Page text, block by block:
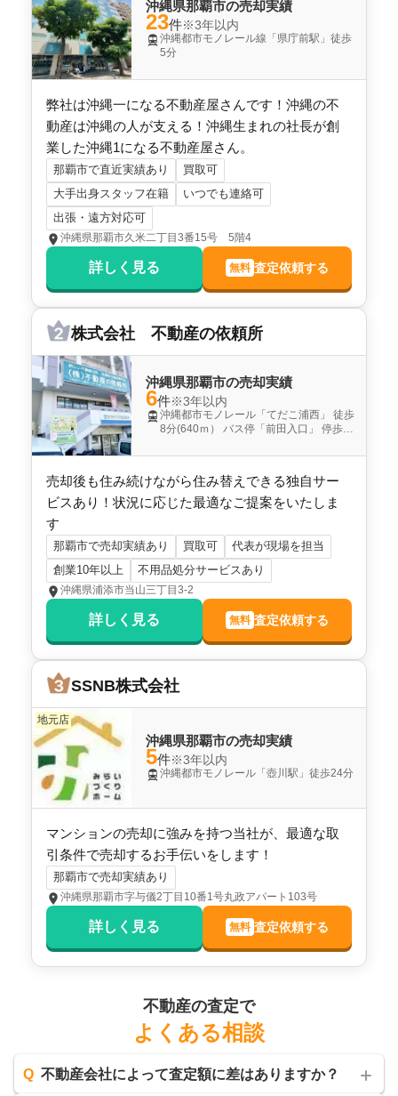
2,700 万円
パークヒルズタートルマンション
階数:8階 専有面積:80 ㎡
株式会社TOKINO
1,300 万円
天久第6マンション
専有面積:
株式会社TOKINO
3,200
ニューライフガーデン小禄
階数:3階 専有面積:62㎡
ピタットハウス宜野湾店 大鏡建設株式会社
7,000万円 2025年10月
ワイズエステムコート那覇真嘉比2プライブ
階数:
株式会社021（ゼロツーワン）不動産
2,700
コートヴィレッジ那覇
株式会社ミカタ不動産
2,700万円 2025年9月
ララプレイスリゾート沖縄県庁前
専有面積:
3,500万円
沖縄県那覇市の売却実績
23件※3年以内
沖縄都市モノレール線「県庁前駅」徒歩
5分
弊社は沖縄一になる不動産屋さんです！沖縄の不
動産は沖縄の人が支える！沖縄生まれの社長が創
業した沖縄1になる不動産屋さん。
那覇市で直近実績あり
買取可
大手出身スタッフ在籍
いつでも連絡可
出張・遠方対応可
沖縄県那覇市久米二丁目3番15号 5階4
詳しく見る 無料 査定依頼する
株式会社 不動産の依頼所
沖縄県那覇市の売却実績
6件※3年以内
沖縄都市モノレール「てだこ浦西」 徒歩
8分(640ｍ） バス停「前田入口」 停歩1
売却後も住み続けながら住み替えできる独自サー
ビスあり！状況に応じた最適なご提案をいたしま
す
那覇市で売却実績あり 買取可
代表が現場を担当
創業10年以上
不用品処分サービスあり
沖縄県浦添市当山三丁目3-2
詳しく見る 無料 査定依頼する
SSNB株式会社
地元店
沖縄県那覇市の売却実績
5件※3年以内
沖縄都市モノレール「壺川駅」徒歩24分
マンションの売却に強みを持つ当社が、最適な取
引条件で売却するお手伝いをします！
那覇市で売却実績あり
沖縄県那覇市字与儀2丁目10番1号丸政アパート103号
詳しく見る 無料 査定依頼する
不動産の査定で
よくある相談
Q 不動産会社によって査定額に差はありますか？